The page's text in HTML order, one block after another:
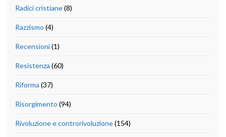
Radici cristiane(8)
Razzismo (4)
Recensioni(1)
Resistenza (60)
Riforma (37)
Risorgimento (94)
Rivoluzione e controrivoluzione(154)